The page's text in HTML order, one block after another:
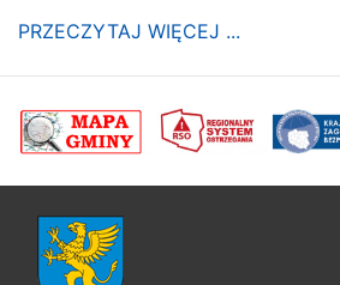
PRZECZYTAJ WIĘCEJ ...
poprzednii